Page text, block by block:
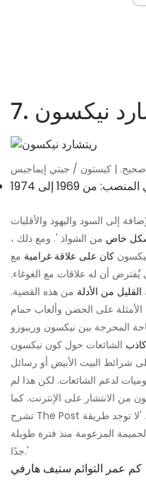
نيكسون
صحيح. | كيستون / جيتي إيماجيس
من 1969 إلى 1974
إلى السود واليهود والأقليات
خاص من الشواذ '. ومع ذلك ،
كان على علاقة غرامية مع
يُفترض أن له علاقات مع الغوغاء.
القليل من الأدلة من هذه القضية.
على الحضن وألعاب حمام
الشائعات حول كون نيكسون
شرائط البيت الأبيض أو رسائل
لدعم الشائعات. لكن هذا لم
من الانتشار على الإنترنت. كما
تشرح The Post الشائعات حول نيكسون ورؤساء آخرين ، 'لا توجد طريقة
المزعومة منذ فترة طويلة
جدًا.'
كم عمر التوائم ستيف هارفي